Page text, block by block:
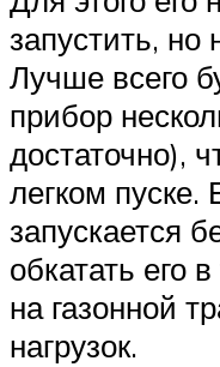
запустить, но
Лучше всего
прибор
достаточно),
легком пуске.
запускается
обкатать его
на газонной
нагрузок.